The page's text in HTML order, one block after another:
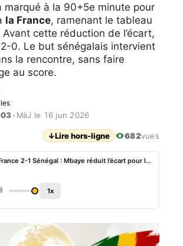
marqué à la 90+5e minute pour
la France, ramenant le tableau
Avant cette réduction de l’écart,
0. Le but sénégalais intervient
la rencontre, sans faire
au score.
• MàJ le 16 jun 2026
↓Lire hors-ligne 682vues
France 2-1 Sénégal : Mbaye réduit l’écart pour le Sénégal
1x